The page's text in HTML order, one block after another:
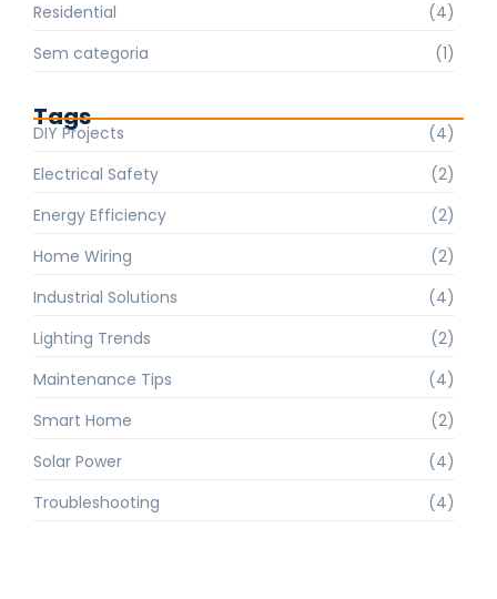
Residential
(4)
Sem categoria
(1)
Tags
DIY Projects
(4)
Electrical Safety
(2)
Energy Efficiency
(2)
Home Wiring
(2)
Industrial Solutions
(4)
Lighting Trends
(2)
Maintenance Tips
(4)
Smart Home
(2)
Solar Power
(4)
Troubleshooting
(4)